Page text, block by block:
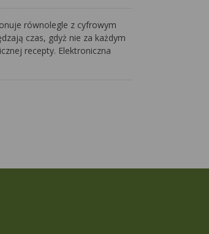
równolegle z cyfrowym
czas, gdyż nie za każdym
recepty. Elektroniczna